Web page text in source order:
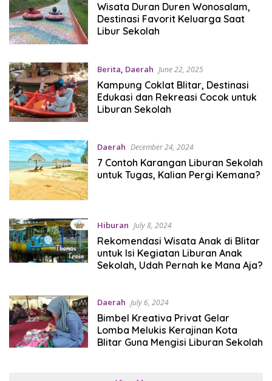
Wisata Duran Duren Wonosalam,
Destinasi Favorit Keluarga Saat
Libur Sekolah
Berita, Daerah June 22, 2025
Kampung Coklat Blitar, Destinasi
Edukasi dan Rekreasi Cocok untuk
Liburan Sekolah
Daerah December 24, 2024
7 Contoh Karangan Liburan Sekolah
untuk Tugas, Kalian Pergi Kemana?
Hiburan July 8, 2024
Rekomendasi Wisata Anak di Blitar
untuk Isi Kegiatan Liburan Anak
Sekolah, Udah Pernah ke Mana Aja?
Daerah July 6, 2024
Bimbel Kreativa Privat Gelar
Lomba Melukis Kerajinan Kota
Blitar Guna Mengisi Liburan Sekolah